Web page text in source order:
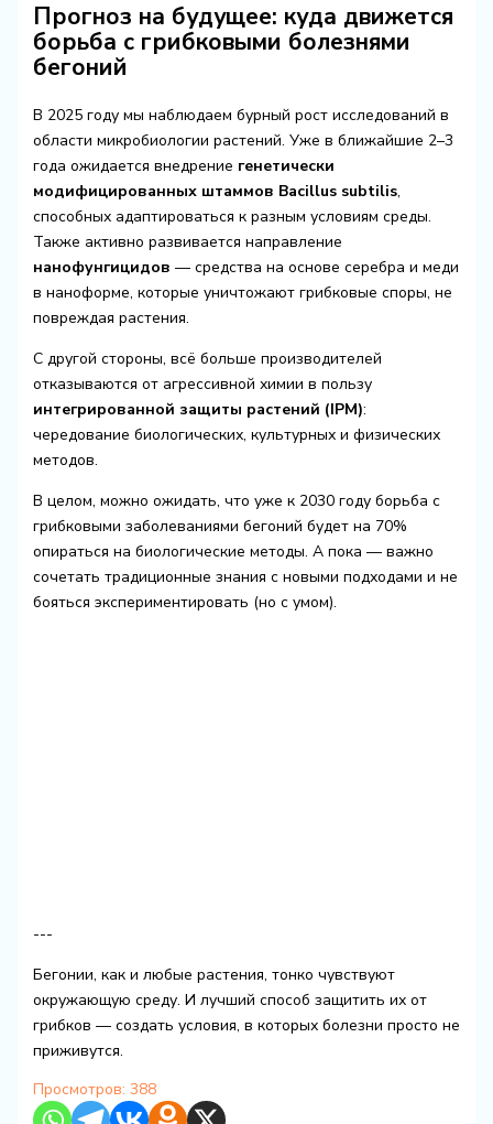
Прогноз на будущее: куда движется
борьба с грибковыми болезнями
бегоний
В 2025 году мы наблюдаем бурный рост исследований в
области микробиологии растений. Уже в ближайшие 2–3
года ожидается внедрение генетически
модифицированных штаммов Bacillus subtilis,
способных адаптироваться к разным условиям среды.
Также активно развивается направление
нанофунгицидов — средства на основе серебра и меди
в наноформе, которые уничтожают грибковые споры, не
повреждая растения.
С другой стороны, всё больше производителей
отказываются от агрессивной химии в пользу
интегрированной защиты растений (IPM):
чередование биологических, культурных и физических
методов.
В целом, можно ожидать, что уже к 2030 году борьба с
грибковыми заболеваниями бегоний будет на 70%
опираться на биологические методы. А пока — важно
сочетать традиционные знания с новыми подходами и не
бояться экспериментировать (но с умом).
---
Бегонии, как и любые растения, тонко чувствуют
окружающую среду. И лучший способ защитить их от
грибков — создать условия, в которых болезни просто не
приживутся.
Просмотров: 388